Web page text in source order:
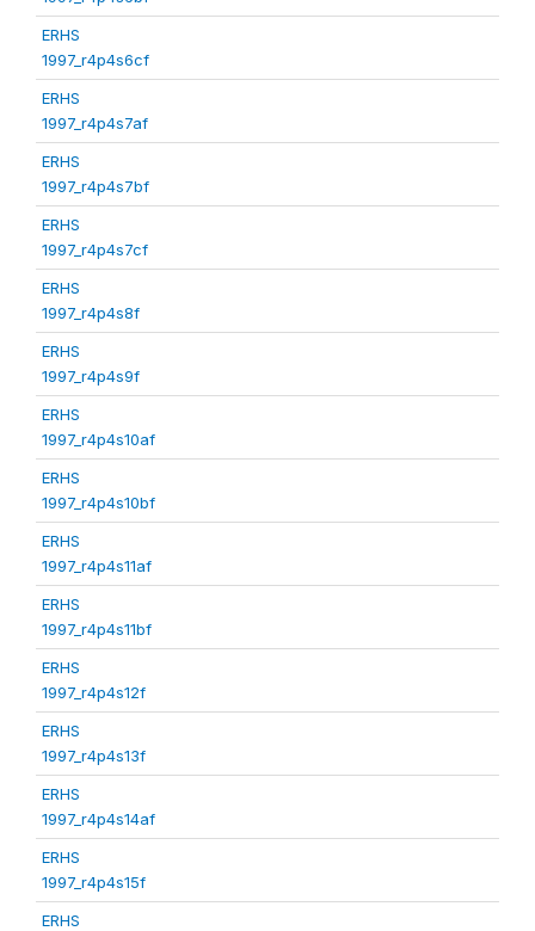
ERHS
1997_r4p4s6cf
ERHS
1997_r4p4s7af
ERHS
1997_r4p4s7bf
ERHS
1997_r4p4s7cf
ERHS
1997_r4p4s8f
ERHS
1997_r4p4s9f
ERHS
1997_r4p4s10af
ERHS
1997_r4p4s10bf
ERHS
1997_r4p4s11af
ERHS
1997_r4p4s11bf
ERHS
1997_r4p4s12f
ERHS
1997_r4p4s13f
ERHS
1997_r4p4s14af
ERHS
1997_r4p4s15f
ERHS